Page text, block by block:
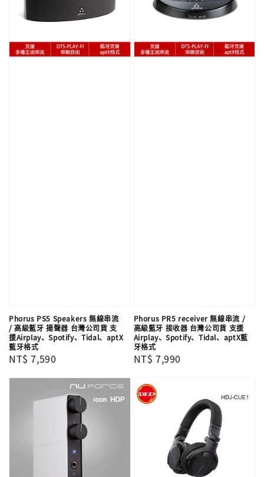
Phorus PS5 Speakers 無線串流
/ 高級藍牙 揚聲器 台灣公司貨 支
援Airplay、Spotify、Tidal、aptX
藍牙格式
Regular
NT$ 7,590
Phorus PR5 receiver 無線串流 /
高級藍牙 接收器 台灣公司貨 支援
Airplay、Spotify、Tidal、aptX藍
牙格式
Regular
NT$ 7,990